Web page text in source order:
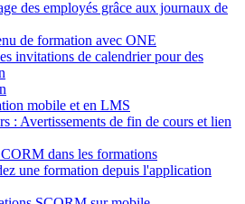
des employés grâce aux journaux de
de formation avec ONE
invitations de calendrier pour des
mobile et en LMS
: Avertissements de fin de cours et lien
dans les formations
une formation depuis l'application